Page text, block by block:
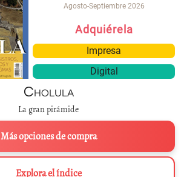
Agosto-Septiembre 2026
Adquiérela
Impresa
Digital
Cholula
La gran pirámide
Más opciones de compra
Explora el índice